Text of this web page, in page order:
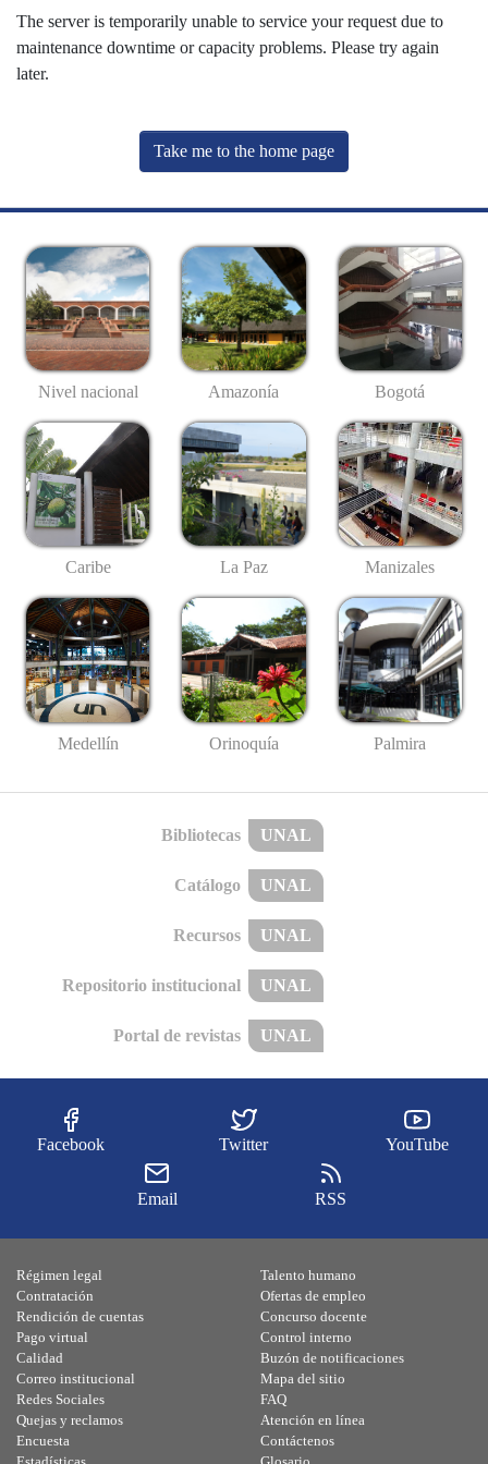
The server is temporarily unable to service your request due to
maintenance downtime or capacity problems. Please try again
later.
Take me to the home page
Nivel nacional Amazonía Bogotá
Caribe La Paz Manizales
Medellín Orinoquía Palmira
Bibliotecas UNAL
Catálogo UNAL
Recursos UNAL
Repositorio institucional UNAL
Portal de revistas UNAL
Facebook Twitter YouTube
Email RSS
Régimen legal
Contratación
Rendición de cuentas
Pago virtual
Calidad
Talento humano
Ofertas de empleo
Concurso docente
Control interno
Buzón de notificaciones
Correo institucional
Redes Sociales
Quejas y reclamos
Encuesta
Mapa del sitio
FAQ
Atención en línea
Contáctenos